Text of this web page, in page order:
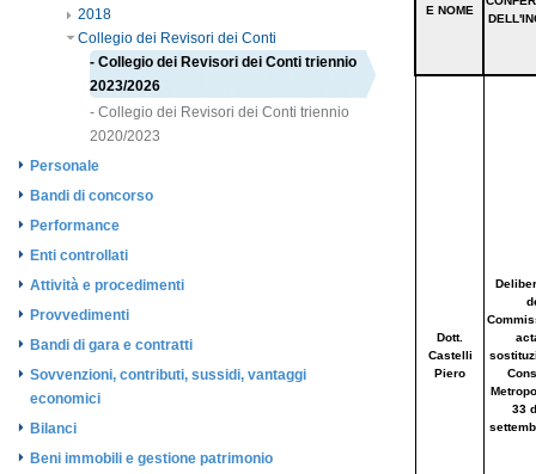
2018
Collegio dei Revisori dei Conti
- Collegio dei Revisori dei Conti triennio
2023/2026
- Collegio dei Revisori dei Conti triennio
2020/2023
Personale
Bandi di concorso
Performance
Enti controllati
Attività e procedimenti
Provvedimenti
Bandi di gara e contratti
Sovvenzioni, contributi, sussidi, vantaggi
economici
Bilanci
Beni immobili e gestione patrimonio